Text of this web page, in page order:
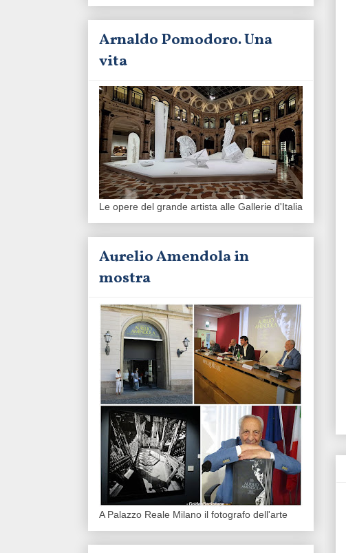
Arnaldo Pomodoro. Una
vita
Le opere del grande artista alle Gallerie d'Italia
Aurelio Amendola in
mostra
A Palazzo Reale Milano il fotografo dell'arte